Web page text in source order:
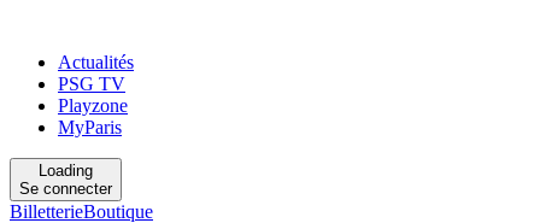
Actualités
PSG TV
Playzone
MyParis
Loading
Se connecter
BilletterieBoutique